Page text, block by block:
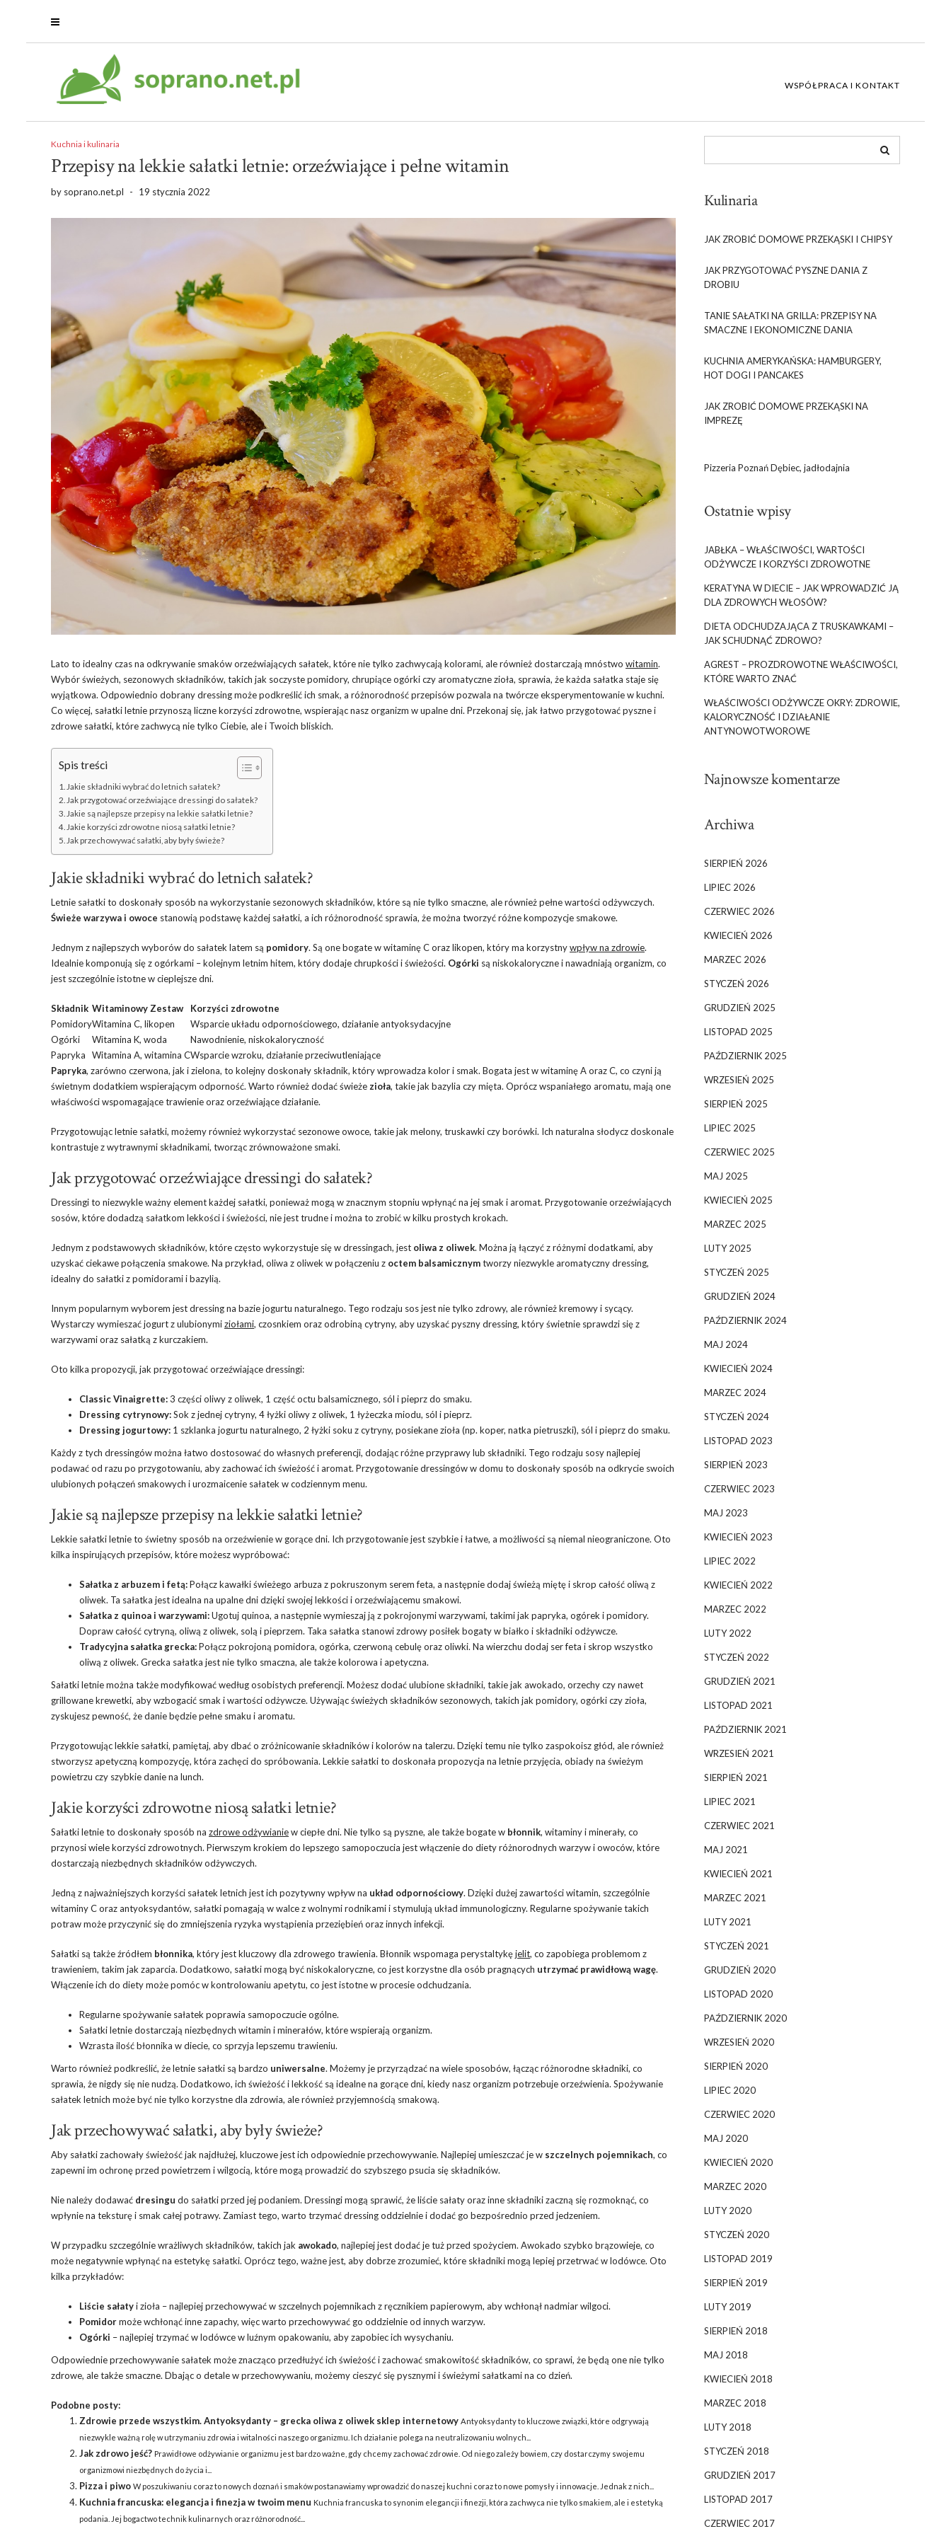
WSPÓŁPRACA I KONTAKT
Kuchnia i kulinaria
Przepisy na lekkie sałatki letnie: orzeźwiające i pełne witamin
by soprano.net.pl - 19 stycznia 2022
Lato to idealny czas na odkrywanie smaków orzeźwiających sałatek, które nie tylko zachwycają kolorami, ale również dostarczają mnóstwo witamin.
Wybór świeżych, sezonowych składników, takich jak soczyste pomidory, chrupiące ogórki czy aromatyczne zioła, sprawia, że każda sałatka staje się
wyjątkowa. Odpowiednio dobrany dressing może podkreślić ich smak, a różnorodność przepisów pozwala na twórcze eksperymentowanie w kuchni.
Co więcej, sałatki letnie przynoszą liczne korzyści zdrowotne, wspierając nasz organizm w upalne dni. Przekonaj się, jak łatwo przygotować pyszne i
zdrowe sałatki, które zachwycą nie tylko Ciebie, ale i Twoich bliskich.
Spis treści
Jakie składniki wybrać do letnich sałatek?
Jak przygotować orzeźwiające dressingi do sałatek?
Jakie są najlepsze przepisy na lekkie sałatki letnie?
Jakie korzyści zdrowotne niosą sałatki letnie?
Jak przechowywać sałatki, aby były świeże?
Jakie składniki wybrać do letnich sałatek?
Letnie sałatki to doskonały sposób na wykorzystanie sezonowych składników, które są nie tylko smaczne, ale również pełne wartości odżywczych.
Świeże warzywa i owoce stanowią podstawę każdej sałatki, a ich różnorodność sprawia, że można tworzyć różne kompozycje smakowe.
Jednym z najlepszych wyborów do sałatek latem są pomidory. Są one bogate w witaminę C oraz likopen, który ma korzystnywpływ na zdrowie.
Idealnie komponują się z ogórkami – kolejnym letnim hitem, który dodaje chrupkości i świeżości. Ogórki są niskokaloryczne i nawadniają organizm, co
jest szczególnie istotne w cieplejsze dni.
Składnik Witaminowy Zestaw
Korzyści zdrowotne
PomidoryWitamina C, likopen
Wsparcie układu odpornościowego, działanie antyoksydacyjne
Ogórki
Witamina K, woda
Nawodnienie, niskokaloryczność
Papryka
Witamina A, witamina CWsparcie wzroku, działanie przeciwutleniające
Papryka, zarówno czerwona, jak i zielona, to kolejny doskonały składnik, który wprowadza kolor i smak. Bogata jest w witaminę A oraz C, co czyni ją
świetnym dodatkiem wspierającym odporność. Warto również dodać świeże zioła, takie jak bazylia czy mięta. Oprócz wspaniałego aromatu, mają one
właściwości wspomagające trawienie oraz orzeźwiające działanie.
Przygotowując letnie sałatki, możemy również wykorzystać sezonowe owoce, takie jak melony, truskawki czy borówki. Ich naturalna słodycz doskonale
kontrastuje z wytrawnymi składnikami, tworząc zrównoważone smaki.
Jak przygotować orzeźwiające dressingi do sałatek?
Dressingi to niezwykle ważny element każdej sałatki, ponieważ mogą w znacznym stopniu wpłynąć na jej smak i aromat. Przygotowanie orzeźwiających
sosów, które dodadzą sałatkom lekkości i świeżości, nie jest trudne i można to zrobić w kilku prostych krokach.
Jednym z podstawowych składników, które często wykorzystuje się w dressingach, jest oliwa z oliwek. Można ją łączyć z różnymi dodatkami, aby
uzyskać ciekawe połączenia smakowe. Na przykład, oliwa z oliwek w połączeniu z octem balsamicznymtworzy niezwykle aromatyczny dressing,
idealny do sałatki z pomidorami i bazylią.
Innym popularnym wyborem jest dressing na bazie jogurtu naturalnego. Tego rodzaju sos jest nie tylko zdrowy, ale również kremowy i sycący.
Wystarczy wymieszać jogurt z ulubionymiziołami, czosnkiem oraz odrobiną cytryny, aby uzyskać pyszny dressing, który świetnie sprawdzi się z
warzywami oraz sałatką z kurczakiem.
Oto kilka propozycji, jak przygotować orzeźwiające dressingi:
Classic Vinaigrette:3 części oliwy z oliwek, 1 część octu balsamicznego, sól i pieprz do smaku.
Dressing cytrynowy:Sok z jednej cytryny, 4 łyżki oliwy z oliwek, 1 łyżeczka miodu, sól i pieprz.
Dressing jogurtowy: 1 szklanka jogurtu naturalnego, 2 łyżki soku z cytryny, posiekane zioła (np. koper, natka pietruszki), sól i pieprz do smaku.
Każdy z tych dressingów można łatwo dostosować do własnych preferencji, dodając różne przyprawy lub składniki. Tego rodzaju sosy najlepiej
podawać od razu po przygotowaniu, aby zachować ich świeżość i aromat. Przygotowanie dressingów w domu to doskonały sposób na odkrycie swoich
ulubionych połączeń smakowych i urozmaicenie sałatek w codziennym menu.
Jakie są najlepsze przepisy na lekkie sałatki letnie?
Lekkie sałatki letnie to świetny sposób na orzeźwienie w gorące dni. Ich przygotowanie jest szybkie i łatwe, a możliwości są niemal nieograniczone. Oto
kilka inspirujących przepisów, które możesz wypróbować:
Sałatka z arbuzem i fetą:Połącz kawałki świeżego arbuza z pokruszonym serem feta, a następnie dodaj świeżą miętę i skrop całość oliwą z
oliwek. Ta sałatka jest idealna na upalne dni dzięki swojej lekkości i orzeźwiającemu smakowi.
Sałatka z quinoa i warzywami:Ugotuj quinoa, a następnie wymieszaj ją z pokrojonymi warzywami, takimi jak papryka, ogórek i pomidory.
Dopraw całość cytryną, oliwą z oliwek, solą i pieprzem. Taka sałatka stanowi zdrowy posiłek bogaty w białko i składniki odżywcze.
Tradycyjna sałatka grecka:Połącz pokrojoną pomidora, ogórka, czerwoną cebulę oraz oliwki. Na wierzchu dodaj ser feta i skrop wszystko
oliwą z oliwek. Grecka sałatka jest nie tylko smaczna, ale także kolorowa i apetyczna.
Sałatki letnie można także modyfikować według osobistych preferencji. Możesz dodać ulubione składniki, takie jak awokado, orzechy czy nawet
grillowane krewetki, aby wzbogacić smak i wartości odżywcze. Używając świeżych składników sezonowych, takich jak pomidory, ogórki czy zioła,
zyskujesz pewność, że danie będzie pełne smaku i aromatu.
Przygotowując lekkie sałatki, pamiętaj, aby dbać o zróżnicowanie składników i kolorów na talerzu. Dzięki temu nie tylko zaspokoisz głód, ale również
stworzysz apetyczną kompozycję, która zachęci do spróbowania. Lekkie sałatki to doskonała propozycja na letnie przyjęcia, obiady na świeżym
powietrzu czy szybkie danie na lunch.
Jakie korzyści zdrowotne niosą sałatki letnie?
Sałatki letnie to doskonały sposób na zdrowe odżywianiew ciepłe dni. Nie tylko są pyszne, ale także bogate w błonnik, witaminy i minerały, co
przynosi wiele korzyści zdrowotnych. Pierwszym krokiem do lepszego samopoczucia jest włączenie do diety różnorodnych warzyw i owoców, które
dostarczają niezbędnych składników odżywczych.
Jedną z najważniejszych korzyści sałatek letnich jest ich pozytywny wpływ na układ odpornościowy. Dzięki dużej zawartości witamin, szczególnie
witaminy C oraz antyoksydantów, sałatki pomagają w walce z wolnymi rodnikami i stymulują układ immunologiczny. Regularne spożywanie takich
potraw może przyczynić się do zmniejszenia ryzyka wystąpienia przeziębień oraz innych infekcji.
Sałatki są także źródłem błonnika, który jest kluczowy dla zdrowego trawienia. Błonnik wspomaga perystaltykęjelit, co zapobiega problemom z
trawieniem, takim jak zaparcia. Dodatkowo, sałatki mogą być niskokaloryczne, co jest korzystne dla osób pragnących utrzymać prawidłową wagę.
Włączenie ich do diety może pomóc w kontrolowaniu apetytu, co jest istotne w procesie odchudzania.
Regularne spożywanie sałatek poprawia samopoczucie ogólne.
Sałatki letnie dostarczają niezbędnych witamin i minerałów, które wspierają organizm.
Wzrasta ilość błonnika w diecie, co sprzyja lepszemu trawieniu.
Warto również podkreślić, że letnie sałatki są bardzo uniwersalne. Możemy je przyrządzać na wiele sposobów, łącząc różnorodne składniki, co
sprawia, że nigdy się nie nudzą. Dodatkowo, ich świeżość i lekkość są idealne na gorące dni, kiedy nasz organizm potrzebuje orzeźwienia. Spożywanie
sałatek letnich może być nie tylko korzystne dla zdrowia, ale również przyjemnością smakową.
Jak przechowywać sałatki, aby były świeże?
Aby sałatki zachowały świeżość jak najdłużej, kluczowe jest ich odpowiednie przechowywanie. Najlepiej umieszczać je w szczelnych pojemnikach, co
zapewni im ochronę przed powietrzem i wilgocią, które mogą prowadzić do szybszego psucia się składników.
Nie należy dodawać dresingu do sałatki przed jej podaniem. Dressingi mogą sprawić, że liście sałaty oraz inne składniki zaczną się rozmoknąć, co
wpłynie na teksturę i smak całej potrawy. Zamiast tego, warto trzymać dressing oddzielnie i dodać go bezpośrednio przed jedzeniem.
W przypadku szczególnie wrażliwych składników, takich jak awokado, najlepiej jest dodać je tuż przed spożyciem. Awokado szybko brązowieje, co
może negatywnie wpłynąć na estetykę sałatki. Oprócz tego, ważne jest, aby dobrze zrozumieć, które składniki mogą lepiej przetrwać w lodówce. Oto
kilka przykładów:
Liście sałatyi zioła – najlepiej przechowywać w szczelnych pojemnikach z ręcznikiem papierowym, aby wchłonął nadmiar wilgoci.
Pomidormoże wchłonąć inne zapachy, więc warto przechowywać go oddzielnie od innych warzyw.
Ogórki – najlepiej trzymać w lodówce w luźnym opakowaniu, aby zapobiec ich wysychaniu.
Odpowiednie przechowywanie sałatek może znacząco przedłużyć ich świeżość i zachować smakowitość składników, co sprawi, że będą one nie tylko
zdrowe, ale także smaczne. Dbając o detale w przechowywaniu, możemy cieszyć się pysznymi i świeżymi sałatkami na co dzień.
Podobne posty:
Zdrowie przede wszystkim. Antyoksydanty – grecka oliwa z oliwek sklep internetowy Antyoksydanty to kluczowe związki, które odgrywają
niezwykle ważną rolę w utrzymaniu zdrowia i witalności naszego organizmu. Ich działanie polega na neutralizowaniu wolnych...
Jak zdrowo jeść? Prawidłowe odżywianie organizmu jest bardzo ważne, gdy chcemy zachować zdrowie. Od niego zależy bowiem, czy dostarczymy swojemu
organizmowi niezbędnych do życia i...
Pizza i piwo W poszukiwaniu coraz to nowych doznań i smaków postanawiamy wprowadzić do naszej kuchni coraz to nowe pomysły i innowacje. Jednak z nich...
Kuchnia francuska: elegancja i finezja w twoim menu Kuchnia francuska to synonim elegancji i finezji, która zachwyca nie tylko smakiem, ale i estetyką
podania. Jej bogactwo technik kulinarnych oraz różnorodność...
Kulinaria
JAK ZROBIĆ DOMOWE PRZEKĄSKI I CHIPSY
JAK PRZYGOTOWAĆ PYSZNE DANIA Z
DROBIU
TANIE SAŁATKI NA GRILLA: PRZEPISY NA
SMACZNE I EKONOMICZNE DANIA
KUCHNIA AMERYKAŃSKA: HAMBURGERY,
HOT DOGI I PANCAKES
JAK ZROBIĆ DOMOWE PRZEKĄSKI NA
IMPREZĘ
Pizzeria Poznań Dębiec, jadłodajnia
Ostatnie wpisy
JABŁKA – WŁAŚCIWOŚCI, WARTOŚCI
ODŻYWCZE I KORZYŚCI ZDROWOTNE
KERATYNA W DIECIE – JAK WPROWADZIĆ JĄ
DLA ZDROWYCH WŁOSÓW?
DIETA ODCHUDZAJĄCA Z TRUSKAWKAMI –
JAK SCHUDNĄĆ ZDROWO?
AGREST – PROZDROWOTNE WŁAŚCIWOŚCI,
KTÓRE WARTO ZNAĆ
WŁAŚCIWOŚCI ODŻYWCZE OKRY: ZDROWIE,
KALORYCZNOŚĆ I DZIAŁANIE
ANTYNOWOTWOROWE
Najnowsze komentarze
Archiwa
SIERPIEŃ 2026
LIPIEC 2026
CZERWIEC 2026
KWIECIEŃ 2026
MARZEC 2026
STYCZEŃ 2026
GRUDZIEŃ 2025
LISTOPAD 2025
PAŹDZIERNIK 2025
WRZESIEŃ 2025
SIERPIEŃ 2025
LIPIEC 2025
CZERWIEC 2025
MAJ 2025
KWIECIEŃ 2025
MARZEC 2025
LUTY 2025
STYCZEŃ 2025
GRUDZIEŃ 2024
PAŹDZIERNIK 2024
MAJ 2024
KWIECIEŃ 2024
MARZEC 2024
STYCZEŃ 2024
LISTOPAD 2023
SIERPIEŃ 2023
CZERWIEC 2023
MAJ 2023
KWIECIEŃ 2023
LIPIEC 2022
KWIECIEŃ 2022
MARZEC 2022
LUTY 2022
STYCZEŃ 2022
GRUDZIEŃ 2021
LISTOPAD 2021
PAŹDZIERNIK 2021
WRZESIEŃ 2021
SIERPIEŃ 2021
LIPIEC 2021
CZERWIEC 2021
MAJ 2021
KWIECIEŃ 2021
MARZEC 2021
LUTY 2021
STYCZEŃ 2021
GRUDZIEŃ 2020
LISTOPAD 2020
PAŹDZIERNIK 2020
WRZESIEŃ 2020
SIERPIEŃ 2020
LIPIEC 2020
CZERWIEC 2020
MAJ 2020
KWIECIEŃ 2020
MARZEC 2020
LUTY 2020
STYCZEŃ 2020
LISTOPAD 2019
SIERPIEŃ 2019
LUTY 2019
SIERPIEŃ 2018
MAJ 2018
KWIECIEŃ 2018
MARZEC 2018
LUTY 2018
STYCZEŃ 2018
GRUDZIEŃ 2017
LISTOPAD 2017
CZERWIEC 2017